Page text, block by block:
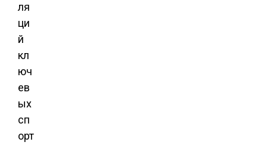
ля
ци
й
кл
юч
ев
ых
сп
орт